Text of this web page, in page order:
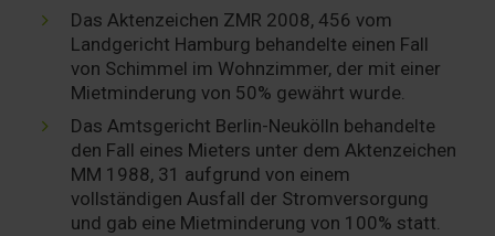
Das Aktenzeichen ZMR 2008, 456 vom
Landgericht Hamburg behandelte einen Fall
von Schimmel im Wohnzimmer, der mit einer
Mietminderung von 50% gewährt wurde.
Das Amtsgericht Berlin-Neukölln behandelte
den Fall eines Mieters unter dem Aktenzeichen
MM 1988, 31 aufgrund von einem
vollständigen Ausfall der Stromversorgung
und gab eine Mietminderung von 100% statt.